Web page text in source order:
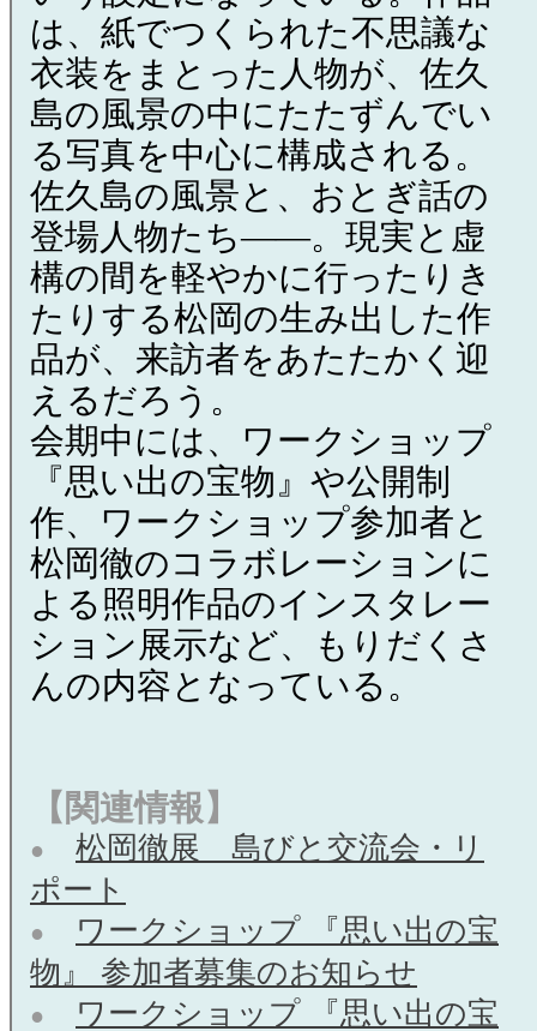
は、紙でつくられた不思議な
衣装をまとった人物が、佐久
島の風景の中にたたずんでい
る写真を中心に構成される。
佐久島の風景と、おとぎ話の
登場人物たち――。現実と虚
構の間を軽やかに行ったりき
たりする松岡の生み出した作
品が、来訪者をあたたかく迎
えるだろう。
会期中には、ワークショップ
『思い出の宝物』や公開制
作、ワークショップ参加者と
松岡徹のコラボレーションに
よる照明作品のインスタレー
ション展示など、もりだくさ
んの内容となっている。
【関連情報】
●
松岡徹展 島びと交流会・リ
ポート
●
ワークショップ 『思い出の宝
物』 参加者募集のお知らせ
●
ワークショップ 『思い出の宝